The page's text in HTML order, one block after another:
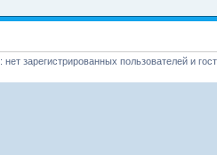
зарегистрированных пользователей и